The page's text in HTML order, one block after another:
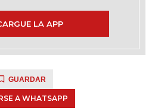
LA APP
GUARDAR
A WHATSAPP